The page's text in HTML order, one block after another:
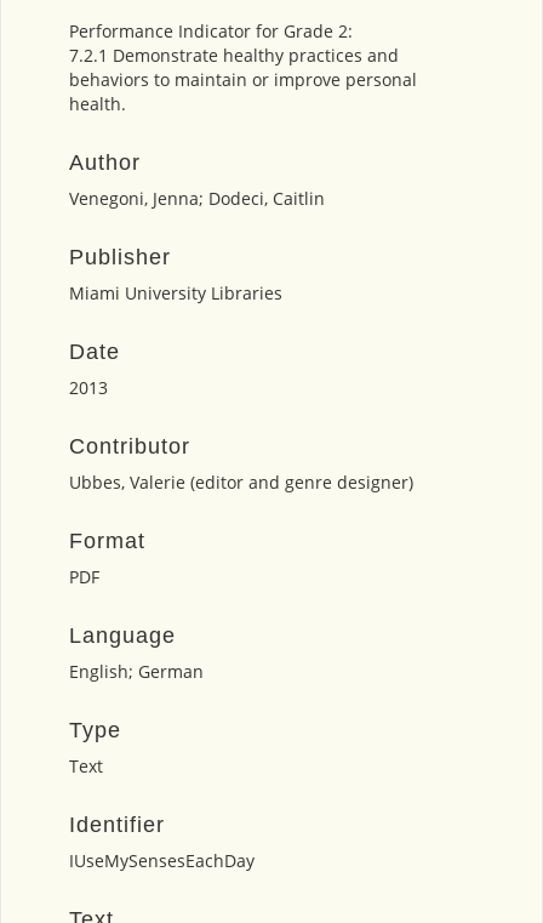
Performance Indicator for Grade 2:
7.2.1 Demonstrate healthy practices and
behaviors to maintain or improve personal
health.
Author
Venegoni, Jenna; Dodeci, Caitlin
Publisher
Miami University Libraries
Date
2013
Contributor
Ubbes, Valerie (editor and genre designer)
Format
PDF
Language
English; German
Type
Text
Identifier
IUseMySensesEachDay